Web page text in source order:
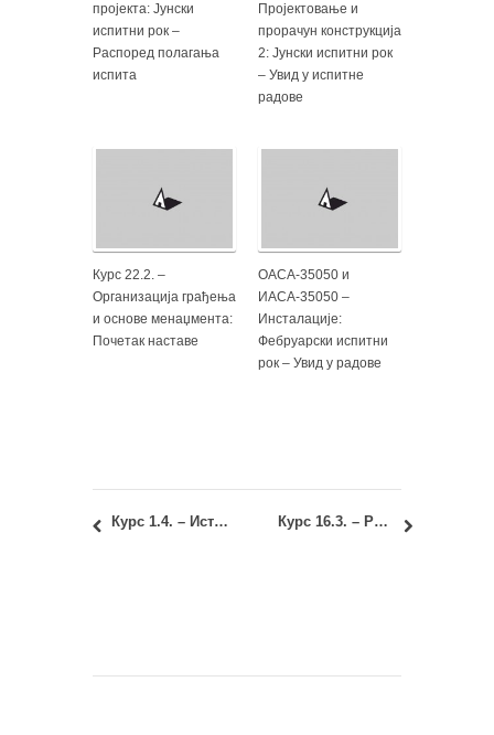
пројекта: Јунски
испитни рок –
Распоред полагања
испита
Пројектовање и
прорачун конструкција
2: Јунски испитни рок
– Увид у испитне
радове
Курс 22.2. –
Организација грађења
и основе менаџмента:
Почетак наставе
ОАСА-35050 и
ИАСА-35050 –
Инсталације:
Фебруарски испитни
рок – Увид у радове
Курс 1.4. – Историја модерне архитектуре и урбанизма: Резултати колоквијума и испита јун 1 и остали испитни рокови Курс 16.3. – Регулатива: Увид у резултате испита ЈУН 1